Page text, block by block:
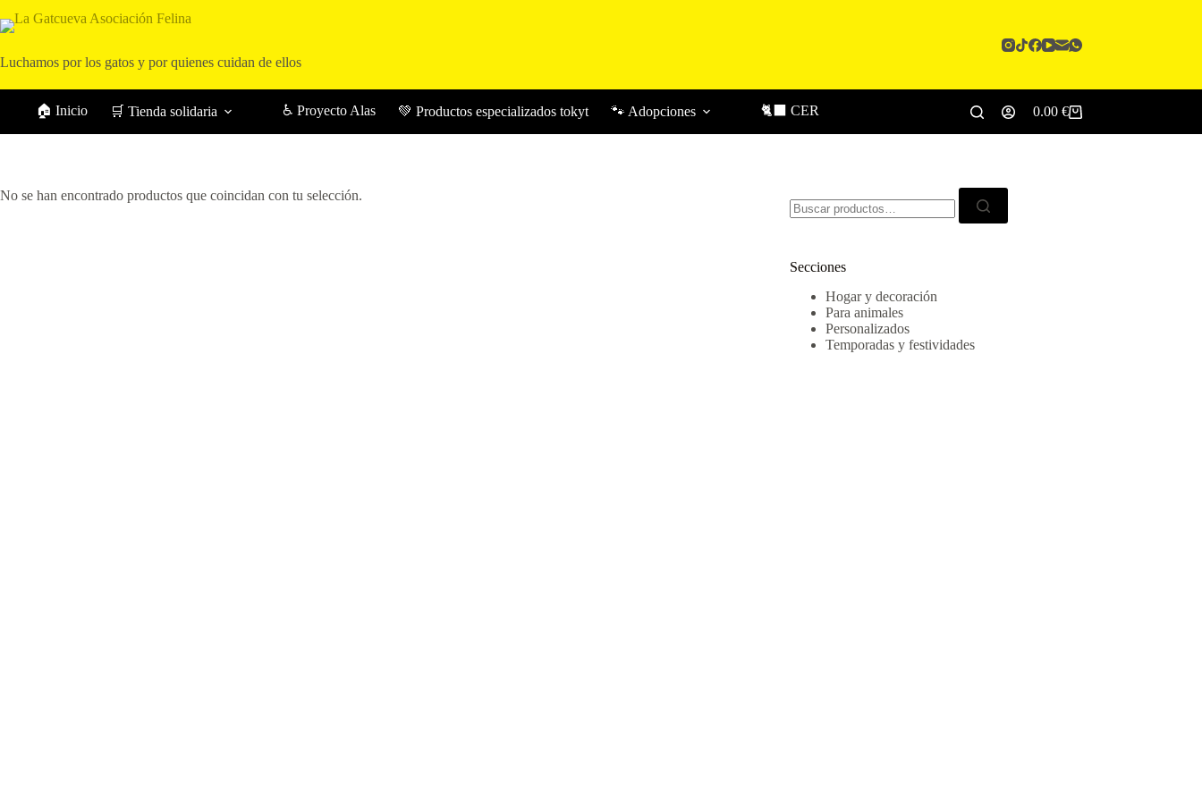
al
Luchamos por los gatos y por quienes cuidan de ellos
🏠 Inicio 🛒 Tienda solidaria ♿ Proyecto Alas 💚 Productos especializados tokyt 🐾 Adopciones 🐈‍⬛ CER
Carro
de
0.00 €
No se han encontrado productos que coincidan con tu selección.
Secciones
Hogar y decoración
Para animales
Personalizados
Temporadas y festividades